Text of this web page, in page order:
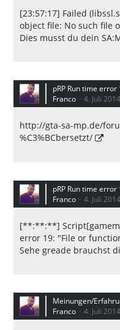
[23:57:17] Failed
object file: No such file
Dies musst du dein
pRP Run time error
Franco
4. Juli 2014
http://gta-sa-mp.de/
%C3%BCbersetzt/
pRP Run time error
Franco
4. Juli 2014
[**:**:**]
error 19: "File or
Sehe greade brauchst
Meinungen/
Franco
4. Juli 2014